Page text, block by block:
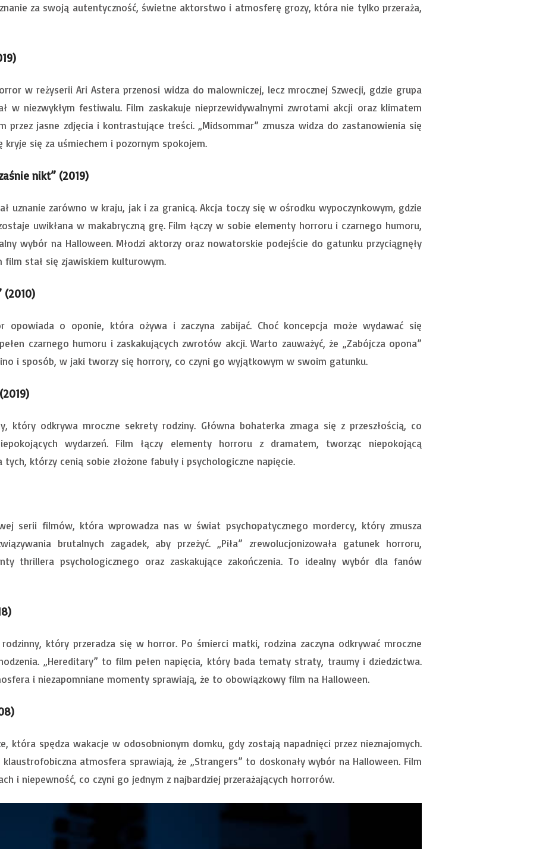
za swoją autentyczność, świetne aktorstwo i atmosferę grozy, która nie tylko przeraża,
w reżyserii Ari Astera przenosi widza do malowniczej, lecz mrocznej Szwecji, gdzie grupa
w niezwykłym festiwalu. Film zaskakuje nieprzewidywalnymi zwrotami akcji oraz klimatem
przez jasne zdjęcia i kontrastujące treści. „Midsommar” zmusza widza do zastanowienia się
kryje się za uśmiechem i pozornym spokojem.
nikt” (2019)
uznanie zarówno w kraju, jak i za granicą. Akcja toczy się w ośrodku wypoczynkowym, gdzie
uwikłana w makabryczną grę. Film łączy w sobie elementy horroru i czarnego humoru,
wybór na Halloween. Młodzi aktorzy oraz nowatorskie podejście do gatunku przyciągnęły
film stał się zjawiskiem kulturowym.
(2010)
opowiada o oponie, która ożywa i zaczyna zabijać. Choć koncepcja może wydawać się
czarnego humoru i zaskakujących zwrotów akcji. Warto zauważyć, że „Zabójcza opona”
i sposób, w jaki tworzy się horrory, co czyni go wyjątkowym w swoim gatunku.
który odkrywa mroczne sekrety rodziny. Główna bohaterka zmaga się z przeszłością, co
wydarzeń. Film łączy elementy horroru z dramatem, tworząc niepokojącą
którzy cenią sobie złożone fabuły i psychologiczne napięcie.
serii filmów, która wprowadza nas w świat psychopatycznego mordercy, który zmusza
brutalnych zagadek, aby przeżyć. „Piła” zrewolucjonizowała gatunek horroru,
thrillera psychologicznego oraz zaskakujące zakończenia. To idealny wybór dla fanów
który przeradza się w horror. Po śmierci matki, rodzina zaczyna odkrywać mroczne
„Hereditary” to film pełen napięcia, który bada tematy straty, traumy i dziedzictwa.
i niezapomniane momenty sprawiają, że to obowiązkowy film na Halloween.
która spędza wakacje w odosobnionym domku, gdy zostają napadnięci przez nieznajomych.
atmosfera sprawiają, że „Strangers” to doskonały wybór na Halloween. Film
i niepewność, co czyni go jednym z najbardziej przerażających horrorów.